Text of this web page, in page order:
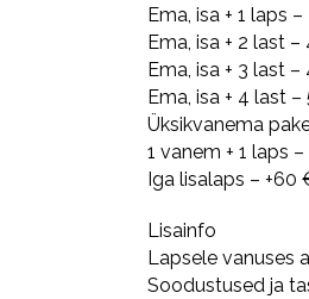
Ema, isa + 1 laps
Ema, isa + 2 last
Ema, isa + 3 last
Ema, isa + 4 last
Üksikvanema
1 vanem + 1 laps
Iga lisalaps – +60
Lisainfo
Lapsele vanuses
Soodustused ja